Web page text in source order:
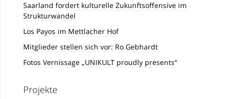
Saarland fordert kulturelle Zukunftsoffensive im
Strukturwandel
Los Payos im Mettlacher Hof
Mitglieder stellen sich vor: Ro Gebhardt
Fotos Vernissage „UNIKULT proudly presents“
Projekte